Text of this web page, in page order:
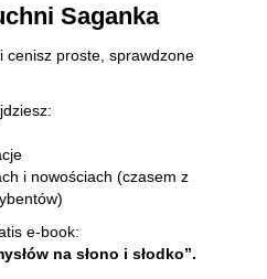
Saganka
cenisz proste, sprawdzone
i nowościach (czasem z
e-book:
na słono i słodko”.